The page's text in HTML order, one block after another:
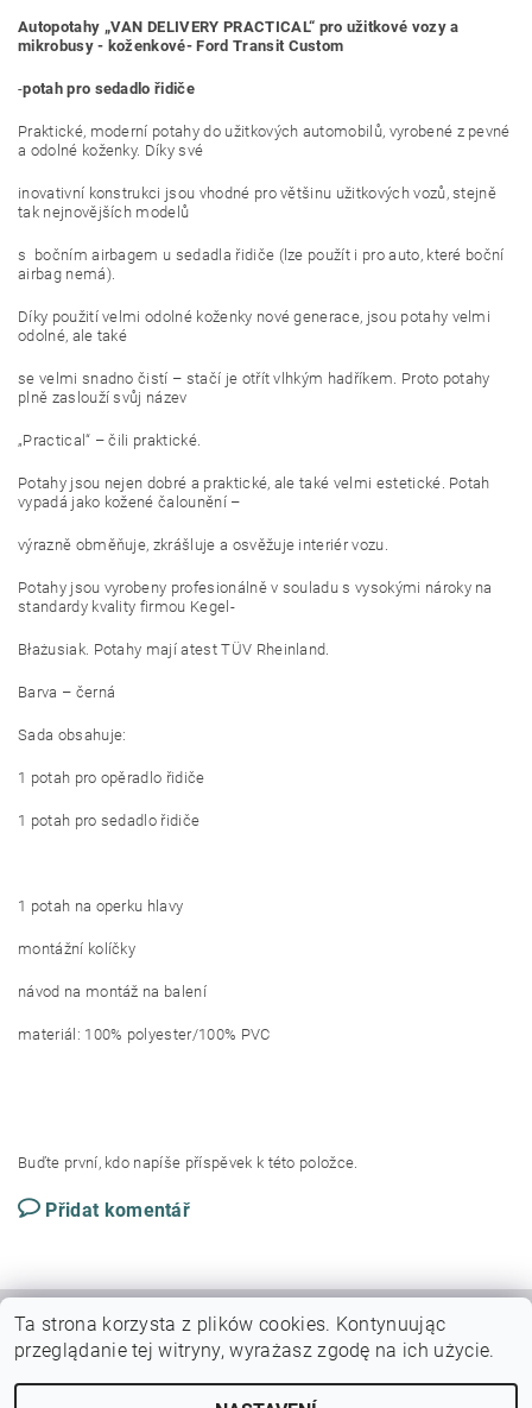
Autopotahy „VAN DELIVERY PRACTICAL“ pro užitkové vozy a
mikrobusy - koženkové- Ford Transit Custom
-potah pro sedadlo řidiče
Praktické, moderní potahy do užitkových automobilů, vyrobené z pevné
a odolné koženky. Díky své
inovativní konstrukci jsou vhodné pro většinu užitkových vozů, stejně
tak nejnovějších modelů
s bočním airbagem u sedadla řidiče (lze použít i pro auto, které boční
airbag nemá).
Díky použití velmi odolné koženky nové generace, jsou potahy velmi
odolné, ale také
se velmi snadno čistí – stačí je otřít vlhkým hadříkem. Proto potahy
plně zaslouží svůj název
„Practical“ – čili praktické.
Potahy jsou nejen dobré a praktické, ale také velmi estetické. Potah
vypadá jako kožené čalounění –
výrazně obměňuje, zkrášluje a osvěžuje interiér vozu.
Potahy jsou vyrobeny profesionálně v souladu s vysokými nároky na
standardy kvality firmou Kegel-
Błażusiak. Potahy mají atest TÜV Rheinland.
Barva – černá
Sada obsahuje:
1 potah pro opěradlo řidiče
1 potah pro sedadlo řidiče
1 potah na operku hlavy
montážní kolíčky
návod na montáž na balení
materiál: 100% polyester/100% PVC
Buďte první, kdo napíše příspěvek k této položce.
Přidat komentář
VŠEOBECNÉ OBCHODNÍ PODMÍNKY | DOPRAVY A PLATBY |
Podmínky ochrany osobních údajů
Ta strona korzysta z plików cookies. Kontynuując
przeglądanie tej witryny, wyrażasz zgodę na ich użycie.